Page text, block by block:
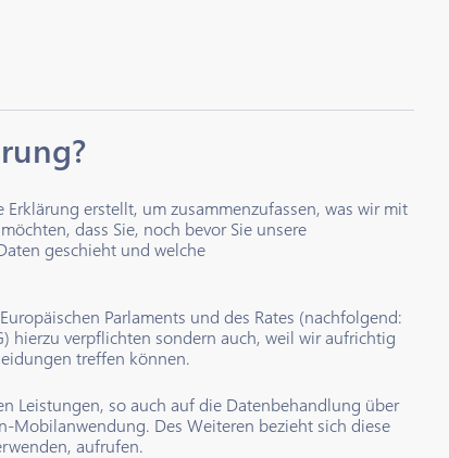
erstellt, um zusammenzufassen, was wir mit
dass Sie, noch bevor Sie unsere
geschieht und welche
Parlaments und des Rates (nachfolgend:
hierzu verpflichten sondern auch, weil wir aufrichtig
treffen können.
Leistungen, so auch auf die Datenbehandlung über
Mobilanwendung. Des Weiteren bezieht sich diese
aufrufen.